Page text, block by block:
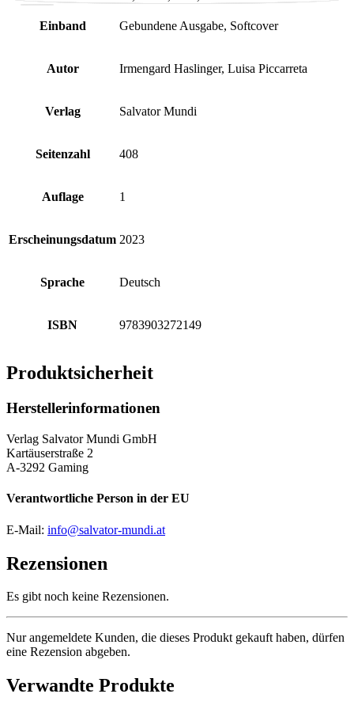
Einband Gebundene Ausgabe, Softcover
Autor Irmengard Haslinger, Luisa Piccarreta
Verlag Salvator Mundi
Seitenzahl 408
Auflage 1
Erscheinungsdatum 2023
Sprache Deutsch
ISBN 9783903272149
Produktsicherheit
Herstellerinformationen
Verlag Salvator Mundi GmbH
Kartäuserstraße 2
A-3292 Gaming
Verantwortliche Person in der EU
E-Mail: info@salvator-mundi.at
Rezensionen
Es gibt noch keine Rezensionen.
Nur angemeldete Kunden, die dieses Produkt gekauft haben, dürfen
eine Rezension abgeben.
Verwandte Produkte